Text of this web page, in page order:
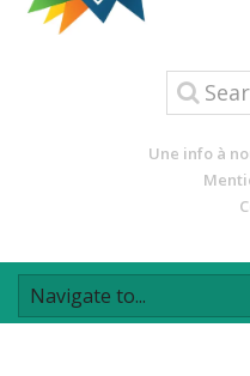
Une info à